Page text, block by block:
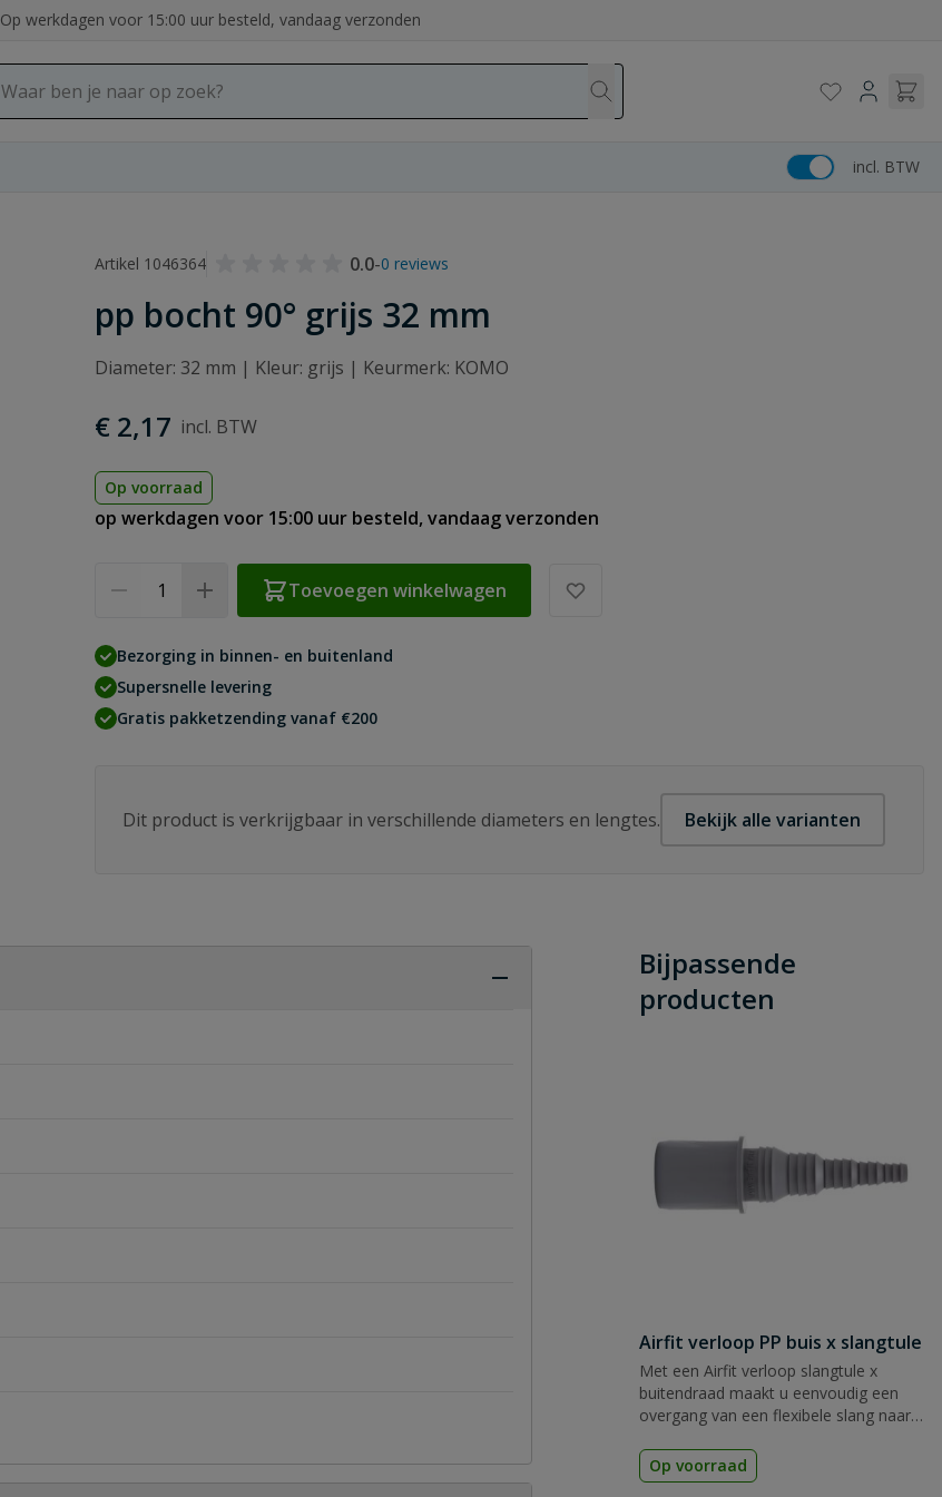
Op werkdagen voor 15:00 uur besteld, vandaag verzonden
incl. BTW
Artikel 1046364
0.0-0 reviews
pp bocht 90° grijs 32 mm
Diameter: 32 mm | Kleur: grijs | Keurmerk: KOMO
€ 2,17
Op voorraad
op werkdagen voor 15:00 uur besteld, vandaag verzonden
Toevoegen winkelwagen
Bezorging in binnen- en buitenland
Supersnelle levering
Gratis pakketzending vanaf €200
Dit product is verkrijgbaar in verschillende diameters en lengtes. Bekijk alle varianten
Bijpassende
producten
Airfit verloop PP buis x slangtule
Met een Airfit verloop slangtule x
buitendraad maakt u eenvoudig een
overgang van een flexibele slang naar
Op voorraad